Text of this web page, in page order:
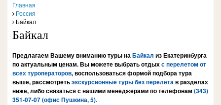
Главная
Россия
Байкал
Байкал
Предлагаем Вашему вниманию туры наБайкал из Екатеринбурга
по актуальным ценам. Вы можете выбрать отдыхс перелетом от
всех туроператоров, воспользоваться формой подбора тура
выше, рассмотретьэкскурсионные туры без перелетав разделах
ниже, либо связаться с нашими менеджерами по телефонам (343)
351-07-07(офис Пушкина, 5).